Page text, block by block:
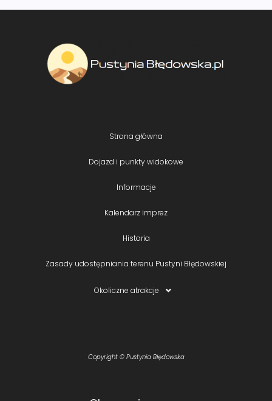
Strona główna
Dojazd i punkty widokowe
Informacje
Kalendarz imprez
Historia
Zasady udostępniania terenu Pustyni Błędowskiej
Okoliczne atrakcje
Copyright © Pustynia Błędowska